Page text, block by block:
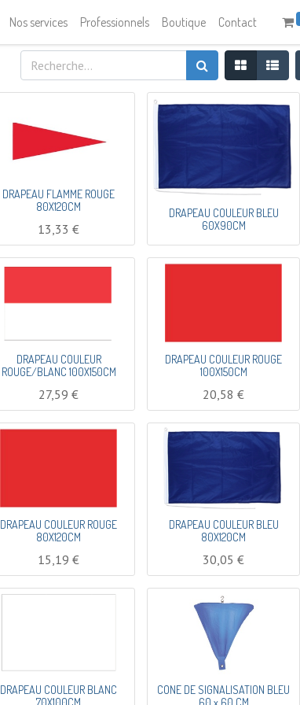
Nos services Professionnels Boutique Contact
DRAPEAU FLAMME ROUGE
80X120CM
13,33 €
DRAPEAU COULEUR BLEU
60X90CM
DRAPEAU COULEUR
ROUGE/BLANC 100X150CM
27,59 €
DRAPEAU COULEUR ROUGE
100X150CM
20,58 €
DRAPEAU COULEUR ROUGE
80X120CM
15,19 €
DRAPEAU COULEUR BLEU
80X120CM
30,05 €
DRAPEAU COULEUR BLANC
70X100CM
CONE DE SIGNALISATION BLEU
60 x 60 CM